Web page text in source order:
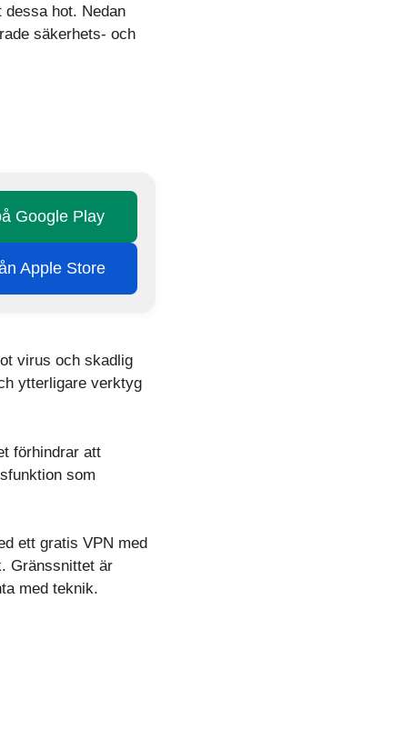
hot. Nedan
säkerhets- och
Google Play
Apple Store
virus och skadlig
ytterligare verktyg
förhindrar att
som
ett gratis VPN med
Gränssnittet är
med teknik.